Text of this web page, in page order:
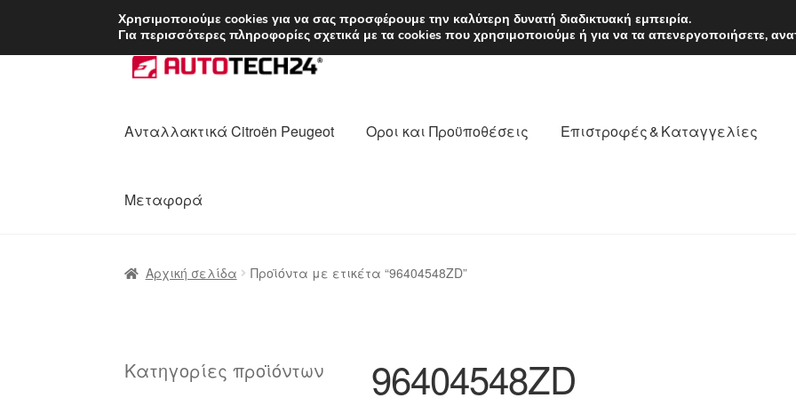
ΑΠΟΣΤΟΛΗ από 7 EUR Δευτέρα-Παρ.
Απευθείας
μετάβαση
πλοήγηση
Μετάβαση
σε
Ανταλλακτικά Citroën Peugeot Οροι και Προϋποθέσεις Επιστροφές & Καταγγελίες
Μεταφορά
Αρχική σελίδα Προϊόντα με ετικέτα “96404548ZD”
96404548ZD
Κατηγορίες προϊόντων
Χρησιμοποιούμε cookies για να σας προσφέρουμε την καλύτερη δυνατή διαδικτυακή εμπειρία.
Για περισσότερες πληροφορίες σχετικά με τα cookies που χρησιμοποιούμε ή για να τα απενεργοποιήσετε,